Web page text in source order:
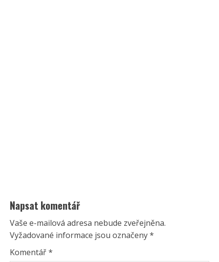
Napsat komentář
Vaše e-mailová adresa nebude zveřejněna.
Vyžadované informace jsou označeny*
Komentář*